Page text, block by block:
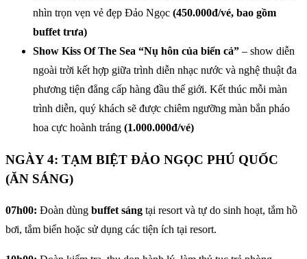
nhìn trọn vẹn vẻ đẹp Đảo Ngọc (450.000đ/vé, bao gồm
buffet trưa)
Show Kiss Of The Sea “Nụ hôn của biển cả” – show diễn
ngoài trời kết hợp giữa trình diễn nhạc nước và nghệ thuật đa
phương tiện đẳng cấp hàng đầu thế giới. Kết thúc mỗi màn
trình diễn, quý khách sẽ được chiêm ngưỡng màn bắn pháo
hoa cực hoành tráng (1.000.000đ/vé)
NGÀY 4: TẠM BIỆT ĐẢO NGỌC PHÚ QUỐC
(ĂN SÁNG)
07h00: Đoàn dùng buffet sáng tại resort và tự do sinh hoạt, tắm hồ
bơi, tắm biển hoặc sử dụng các tiện ích tại resort.